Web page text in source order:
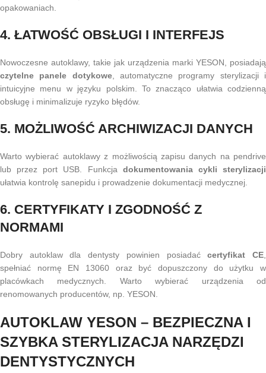
opakowaniach.
4. ŁATWOŚĆ OBSŁUGI I INTERFEJS
Nowoczesne autoklawy, takie jak urządzenia marki YESON, posiadają
czytelne panele dotykowe, automatyczne programy sterylizacji i
intuicyjne menu w języku polskim. To znacząco ułatwia codzienną
obsługę i minimalizuje ryzyko błędów.
5. MOŻLIWOŚĆ ARCHIWIZACJI DANYCH
Warto wybierać autoklawy z możliwością zapisu danych na pendrive
lub przez port USB. Funkcja dokumentowania cykli sterylizacji
ułatwia kontrolę sanepidu i prowadzenie dokumentacji medycznej.
6. CERTYFIKATY I ZGODNOŚĆ Z
NORMAMI
Dobry autoklaw dla dentysty powinien posiadaćcertyfikat CE
spełniać normę EN 13060 oraz być dopuszczony do użytku w
placówkach medycznych. Warto wybierać urządzenia od
renomowanych producentów, np. YESON.
AUTOKLAW YESON – BEZPIECZNA I
SZYBKA STERYLIZACJA NARZĘDZI
DENTYSTYCZNYCH